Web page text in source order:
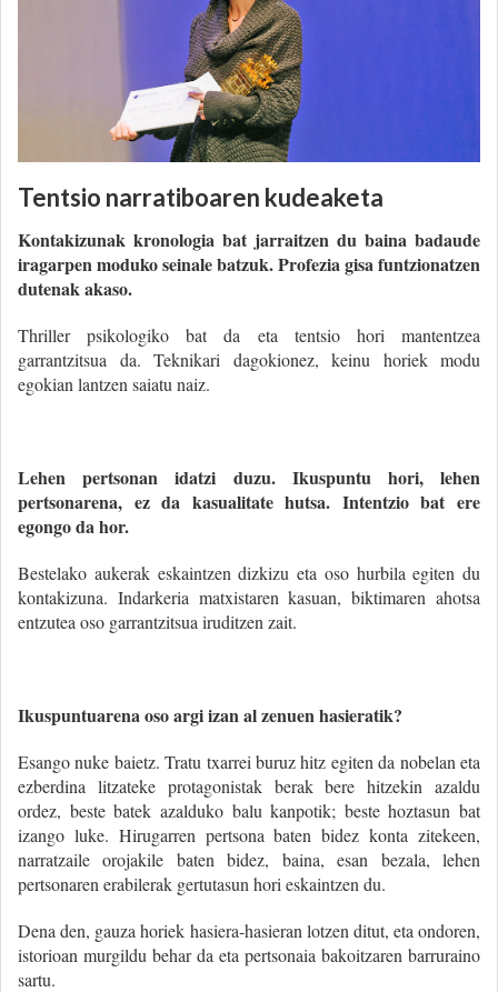
Tentsio narratiboaren kudeaketa
Kontakizunak kronologia bat jarraitzen du baina badaude
iragarpen moduko seinale batzuk. Profezia gisa funtzionatzen
dutenak akaso.
Thriller psikologiko bat da eta tentsio hori mantentzea
garrantzitsua da. Teknikari dagokionez, keinu horiek modu
egokian lantzen saiatu naiz.
Lehen pertsonan idatzi duzu. Ikuspuntu hori, lehen
pertsonarena, ez da kasualitate hutsa. Intentzio bat ere
egongo da hor.
Bestelako aukerak eskaintzen dizkizu eta oso hurbila egiten du
kontakizuna. Indarkeria matxistaren kasuan, biktimaren ahotsa
entzutea oso garrantzitsua iruditzen zait.
Ikuspuntuarena oso argi izan al zenuen hasieratik?
Esango nuke baietz. Tratu txarrei buruz hitz egiten da nobelan eta
ezberdina litzateke protagonistak berak bere hitzekin azaldu
ordez, beste batek azalduko balu kanpotik; beste hoztasun bat
izango luke. Hirugarren pertsona baten bidez konta zitekeen,
narratzaile orojakile baten bidez, baina, esan bezala, lehen
pertsonaren erabilerak gertutasun hori eskaintzen du.
Dena den, gauza horiek hasiera-hasieran lotzen ditut, eta ondoren,
istorioan murgildu behar da eta pertsonaia bakoitzaren barruraino
sartu.